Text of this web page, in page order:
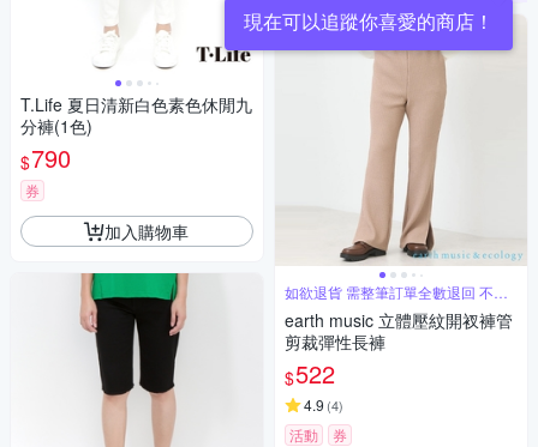
T.Life 夏日清新白色素色休閒九
分褲(1色)
$790
券
加入購物車
現在可以追蹤你喜愛的商店！
如欲退貨 需整筆訂單全數退回 不能
單退
earth music 立體壓紋開衩褲管
剪裁彈性長褲
$522
4.9 (4)
活動 券